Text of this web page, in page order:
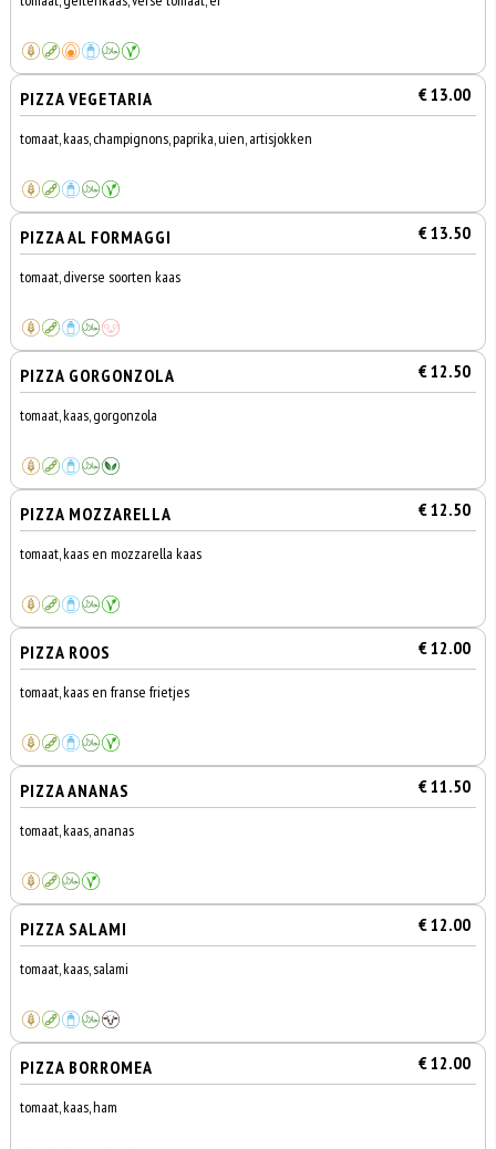
PIZZA VEGETARIA € 13.00
tomaat, kaas, champignons, paprika, uien, artisjokken
PIZZA AL FORMAGGI € 13.50
tomaat, diverse soorten kaas
PIZZA GORGONZOLA € 12.50
tomaat, kaas, gorgonzola
PIZZA MOZZARELLA € 12.50
tomaat, kaas en mozzarella kaas
PIZZA ROOS € 12.00
tomaat, kaas en franse frietjes
PIZZA ANANAS € 11.50
tomaat, kaas, ananas
PIZZA SALAMI € 12.00
tomaat, kaas, salami
PIZZA BORROMEA € 12.00
tomaat, kaas, ham